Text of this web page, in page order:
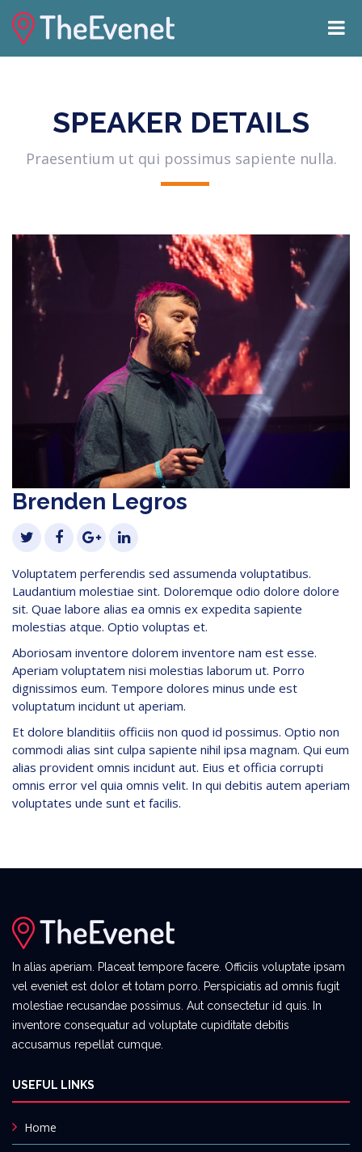
SPEAKER DETAILS
Praesentium ut qui possimus sapiente nulla.
Brenden Legros
Voluptatem perferendis sed assumenda voluptatibus.
Laudantium molestiae sint. Doloremque odio dolore dolore
sit. Quae labore alias ea omnis ex expedita sapiente
molestias atque. Optio voluptas et.
Aboriosam inventore dolorem inventore nam est esse.
Aperiam voluptatem nisi molestias laborum ut. Porro
dignissimos eum. Tempore dolores minus unde est
voluptatum incidunt ut aperiam.
Et dolore blanditiis officiis non quod id possimus. Optio non
commodi alias sint culpa sapiente nihil ipsa magnam. Qui eum
alias provident omnis incidunt aut. Eius et officia corrupti
omnis error vel quia omnis velit. In qui debitis autem aperiam
voluptates unde sunt et facilis.
In alias aperiam. Placeat tempore facere. Officiis voluptate ipsam
vel eveniet est dolor et totam porro. Perspiciatis ad omnis fugit
molestiae recusandae possimus. Aut consectetur id quis. In
inventore consequatur ad voluptate cupiditate debitis
accusamus repellat cumque.
USEFUL LINKS
Home